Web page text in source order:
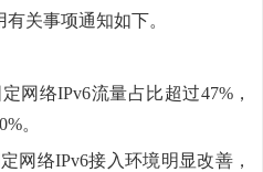
关事项通知如下。
网络IPv6流量占比超过47%，
。
网络IPv6接入环境明显改善，